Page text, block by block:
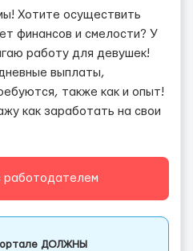
Хотите осуществить
финансов и смелости? У
работу для девушек!
выплаты,
также как и опыт!
как заработать на свои
работодателем
ДОЛЖНЫ